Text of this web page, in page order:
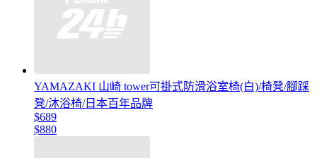
YAMAZAKI 山崎 tower可掛式防滑浴室椅(白)/椅凳/腳踩
凳/沐浴椅/日本百年品牌
$689
$880